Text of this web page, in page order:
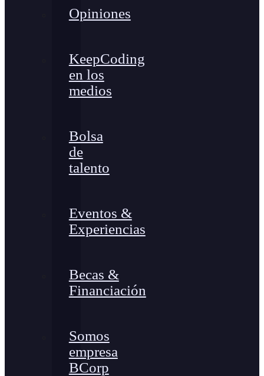
Opiniones
KeepCoding
en los
medios
Bolsa
de
talento
Eventos &
Experiencias
Becas &
Financiación
Somos
empresa
BCorp